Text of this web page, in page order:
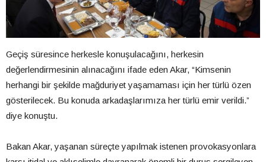
Geçiş süresince herkesle konuşulacağını, herkesin
değerlendirmesinin alınacağını ifade eden Akar, “Kimsenin
herhangi bir şekilde mağduriyet yaşamaması için her türlü özen
gösterilecek. Bu konuda arkadaşlarımıza her türlü emir verildi.”
diye konuştu.
Bakan Akar, yaşanan süreçte yapılmak istenen provokasyonlara